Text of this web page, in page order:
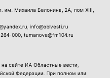
им. Михаила Балонина, 2А, пом XIII,
info@oblvesti.ru
000 , tumanova@fm104.ru
сайте ИА Областные вести,
Федерации. При полном или